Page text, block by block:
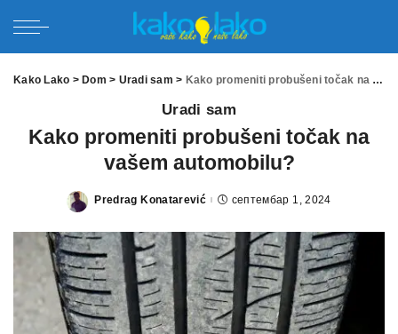
Kako Lako > Dom > Uradi sam > Kako promeniti probušeni točak na vašem automobilu?
Uradi sam
Kako promeniti probušeni točak na
vašem automobilu?
Posted
Predrag Konatarević септембар 1, 2024